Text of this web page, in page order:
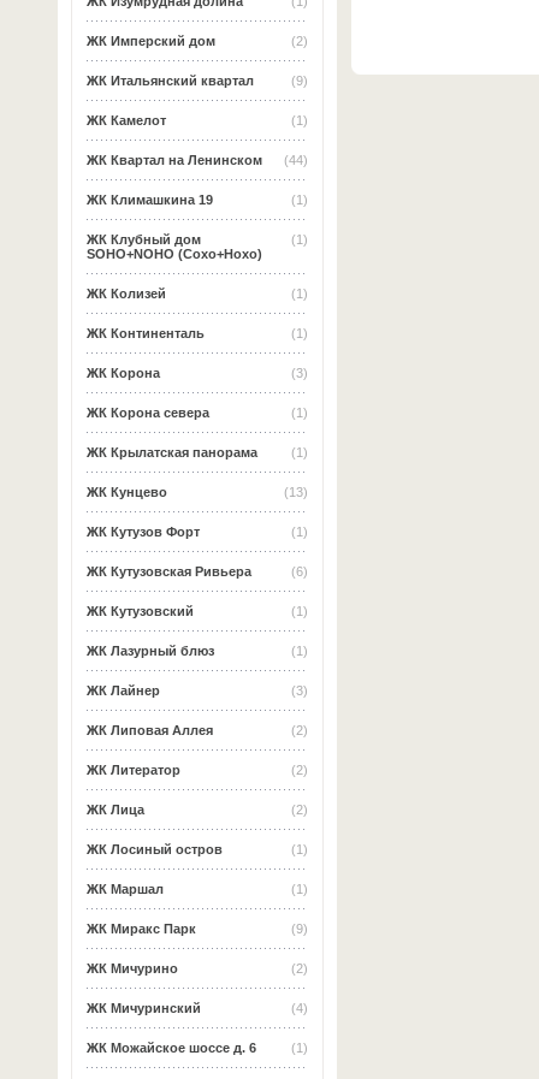
(2)
ЖК Имперский дом
(9)
ЖК Итальянский квартал
(1)
ЖК Камелот
(44)
ЖК Квартал на Ленинском
(1)
ЖК Климашкина 19
(1)
ЖК Клубный дом
SOHO+NOHO (Сохо+Нохо)
(1)
ЖК Колизей
(1)
ЖК Континенталь
(3)
ЖК Корона
(1)
ЖК Корона севера
(1)
ЖК Крылатская панорама
(13)
ЖК Кунцево
(1)
ЖК Кутузов Форт
(6)
ЖК Кутузовская Ривьера
(1)
ЖК Кутузовский
(1)
ЖК Лазурный блюз
(3)
ЖК Лайнер
(2)
ЖК Липовая Аллея
(2)
ЖК Литератор
(2)
ЖК Лица
(1)
ЖК Лосиный остров
(1)
ЖК Маршал
(9)
ЖК Миракс Парк
(2)
ЖК Мичурино
(4)
ЖК Мичуринский
(1)
ЖК Можайское шоссе д. 6